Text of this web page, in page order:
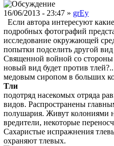
16/06/2013 - 23:47 » grEy
Если автора интересуют
подробных фотографий
исследование окружающей
попытки подселить другой вид
Священной войной со стороны
новый вид будет против
медовым сиропом в больших
Тли
подотряд насекомых отряда
видов. Распространены
полушария. Живут колониями
вредители, некоторые
Сахаристые испражнения
охраняют тлевых.